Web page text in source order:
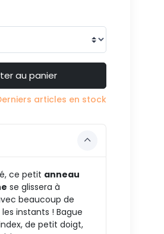
au panier
articles en stock
ce petit anneau
se glissera à
beaucoup de
instants ! Bague
de petit doigt,